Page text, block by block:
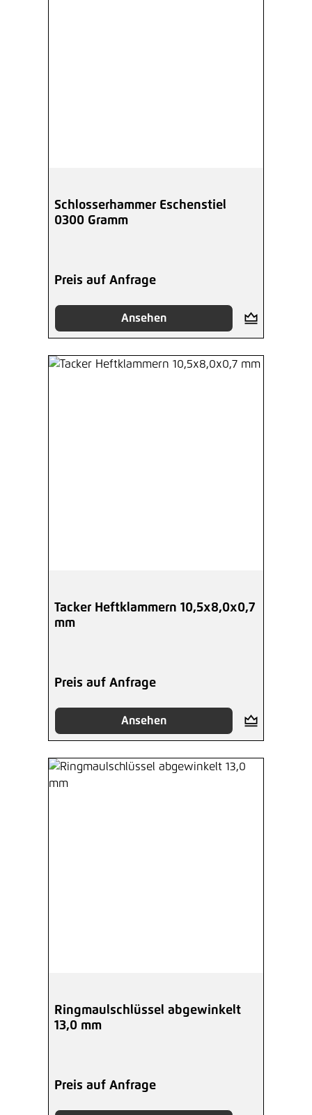
Schlosserhammer Eschenstiel
0300 Gramm
Preis auf Anfrage
Ansehen
Tacker Heftklammern 10,5x8,0x0,7
mm
Preis auf Anfrage
Ansehen
Ringmaulschlüssel abgewinkelt
13,0 mm
Preis auf Anfrage